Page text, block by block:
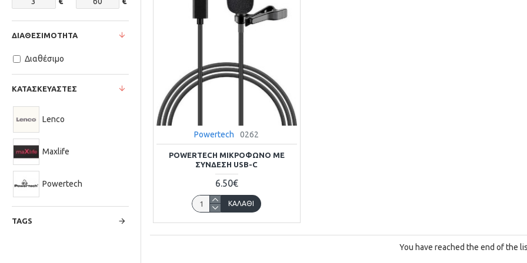
ΚΑΤΑΣΚΕΥΑΣΤΈΣ
Lenco
Maxlife
Powertech
TAGS
ΔΙΑΘΕΣΙΜΌΤΗΤΑ
Διαθέσιμο
Powertech 0262
POWERTECH ΜΙΚΡΌΦΩΝΟ ΜΕ
ΣΎΝΔΕΣΗ USB-C
6.50€
ΚΑΛΆΘΙ
You have reached the end of the